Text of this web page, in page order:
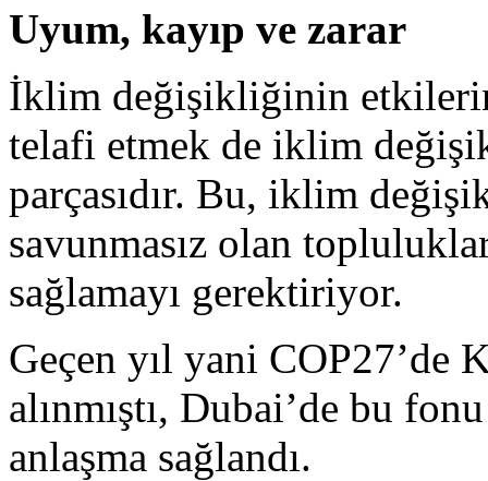
Uyum, kayıp ve zarar
İklim değişikliğinin
telafi etmek de iklim
parçasıdır. Bu, iklim
savunmasız olan
sağlamayı gerektiriyor.
Geçen yıl yani COP27’de
alınmıştı, Dubai’de bu
anlaşma sağlandı.